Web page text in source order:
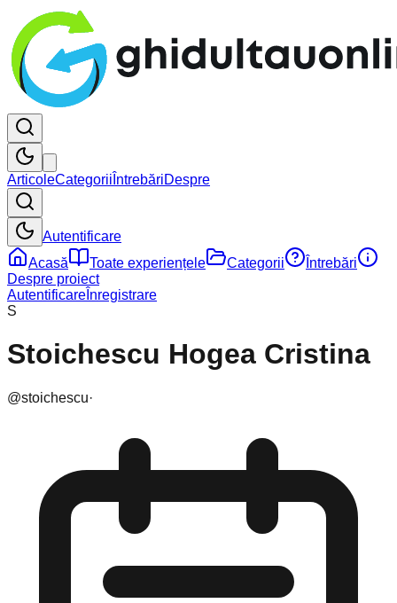
ArticoleCategorii ÎntrebăriDespre
Autentificare
Acasă
Toate experiențele Categorii
Întrebări
Despre proiect
Autentificare Înregistrare
S
Stoichescu Hogea Cristina
@stoichescu·